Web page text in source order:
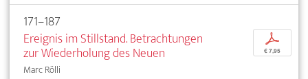
171–187
Ereignis im Stillstand. Betrachtungen
zur Wiederholung des Neuen
Marc Rölli
p
€ 7,95